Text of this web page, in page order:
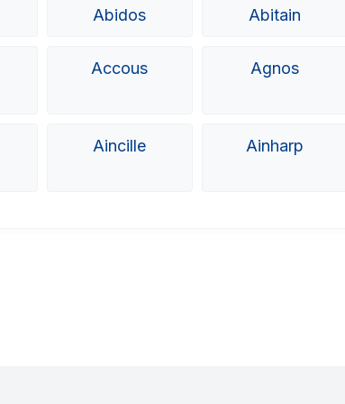
Abidos Abitain
Accous Agnos
Aincille Ainharp